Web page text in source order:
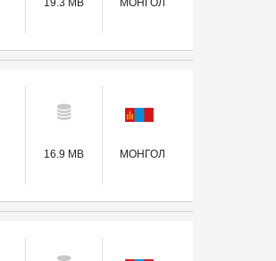
19.3 MB МОНГОЛ
16.9 MB МОНГОЛ